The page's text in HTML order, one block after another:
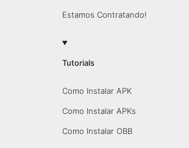
Estamos Contratando!
Tutorials
Como Instalar APK
Como Instalar APKs
Como Instalar OBB